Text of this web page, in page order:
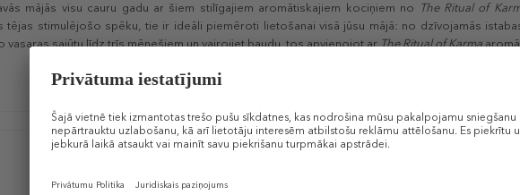
mājās visu cauru gadu ar šiem stilīgajiem aromātiskajiem kociņiem no The Ritual of
tējas stimulējošo spēku, tie ir ideāli piemēroti lietošanai visā jūsu mājā: no dzīvojamās
vasaras sajūtu līdz trīs mēnešiem un vairojiet baudu, tos apvienojot arThe Ritual of Karma